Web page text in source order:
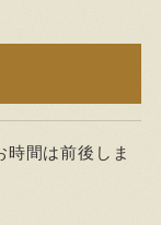
間は前後しま